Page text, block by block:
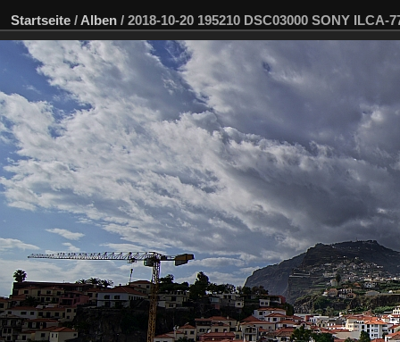
Startseite / Alben / 2018-10-20 195210 DSC03000 SONY ILCA-